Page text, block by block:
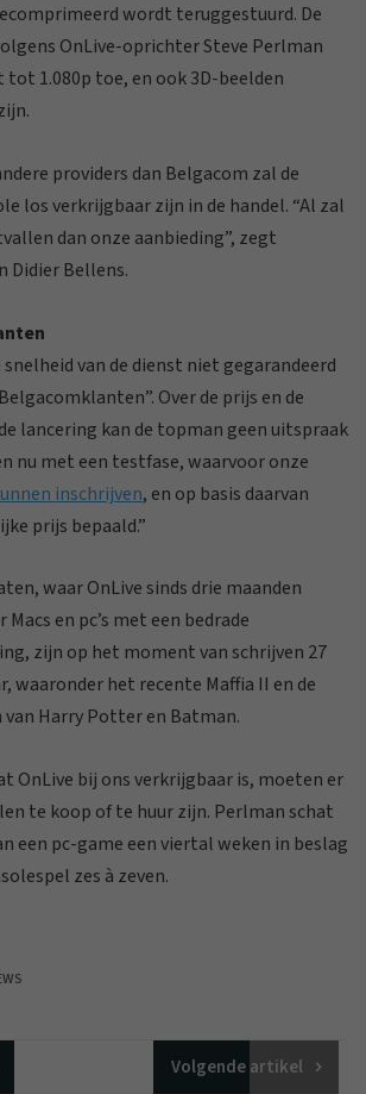
wordt teruggestuurd. De
OnLive-oprichter Steve Perlman
1.080p toe, en ook 3D-beelden
providers dan Belgacom zal de
los verkrijgbaar zijn in de handel. “Al zal
dan onze aanbieding”, zegt
Didier Bellens.
snelheid van de dienst niet gegarandeerd
Over de prijs en de
lancering kan de topman geen uitspraak
nu met een testfase, waarvoor onze
inschrijven, en op basis daarvan
prijs bepaald.”
waar OnLive sinds drie maanden
en pc’s met een bedrade
zijn op het moment van schrijven 27
waaronder het recente Maffia II en de
Harry Potter en Batman.
OnLive bij ons verkrijgbaar is, moeten er
te koop of te huur zijn. Perlman schat
een pc-game een viertal weken in beslag
zes à zeven.
Volgendeartikel